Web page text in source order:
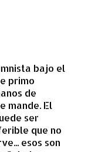
bajo el
primo
de
mande. El
ser
que no
esos son